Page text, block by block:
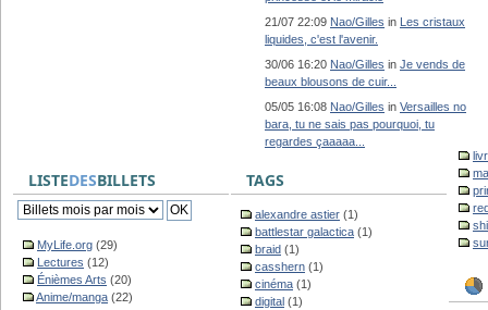
21/07 22:09 Nao/Gilles in Les cristaux
liquides, c'est l'avenir.
30/06 16:20 Nao/Gilles in Je vends de
beaux blousons de cuir...
05/05 16:08 Nao/Gilles in Versailles no
bara, tu ne sais pas pourquoi, tu
regardes çaaaaa...
LISTEDESBILLETS
MyLife.org (29)
Lectures (12)
Énièmes Arts (20)
Anime/manga (22)
TAGS
alexandre astier (1)
battlestar galactica (1)
braid (1)
casshern (1)
cinéma (1)
digital (1)